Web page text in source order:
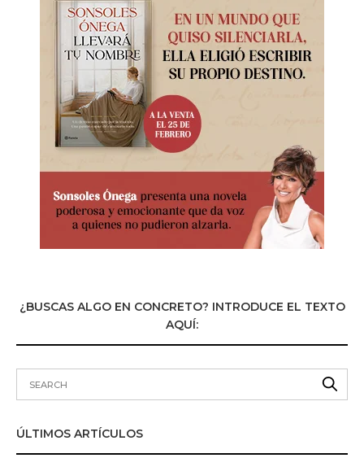
¿BUSCAS ALGO EN CONCRETO? INTRODUCE EL TEXTO
AQUÍ:
ÚLTIMOS ARTÍCULOS